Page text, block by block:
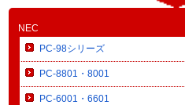
NEC
PC-98シリーズ
PC-8801・8001
PC-6001・6601